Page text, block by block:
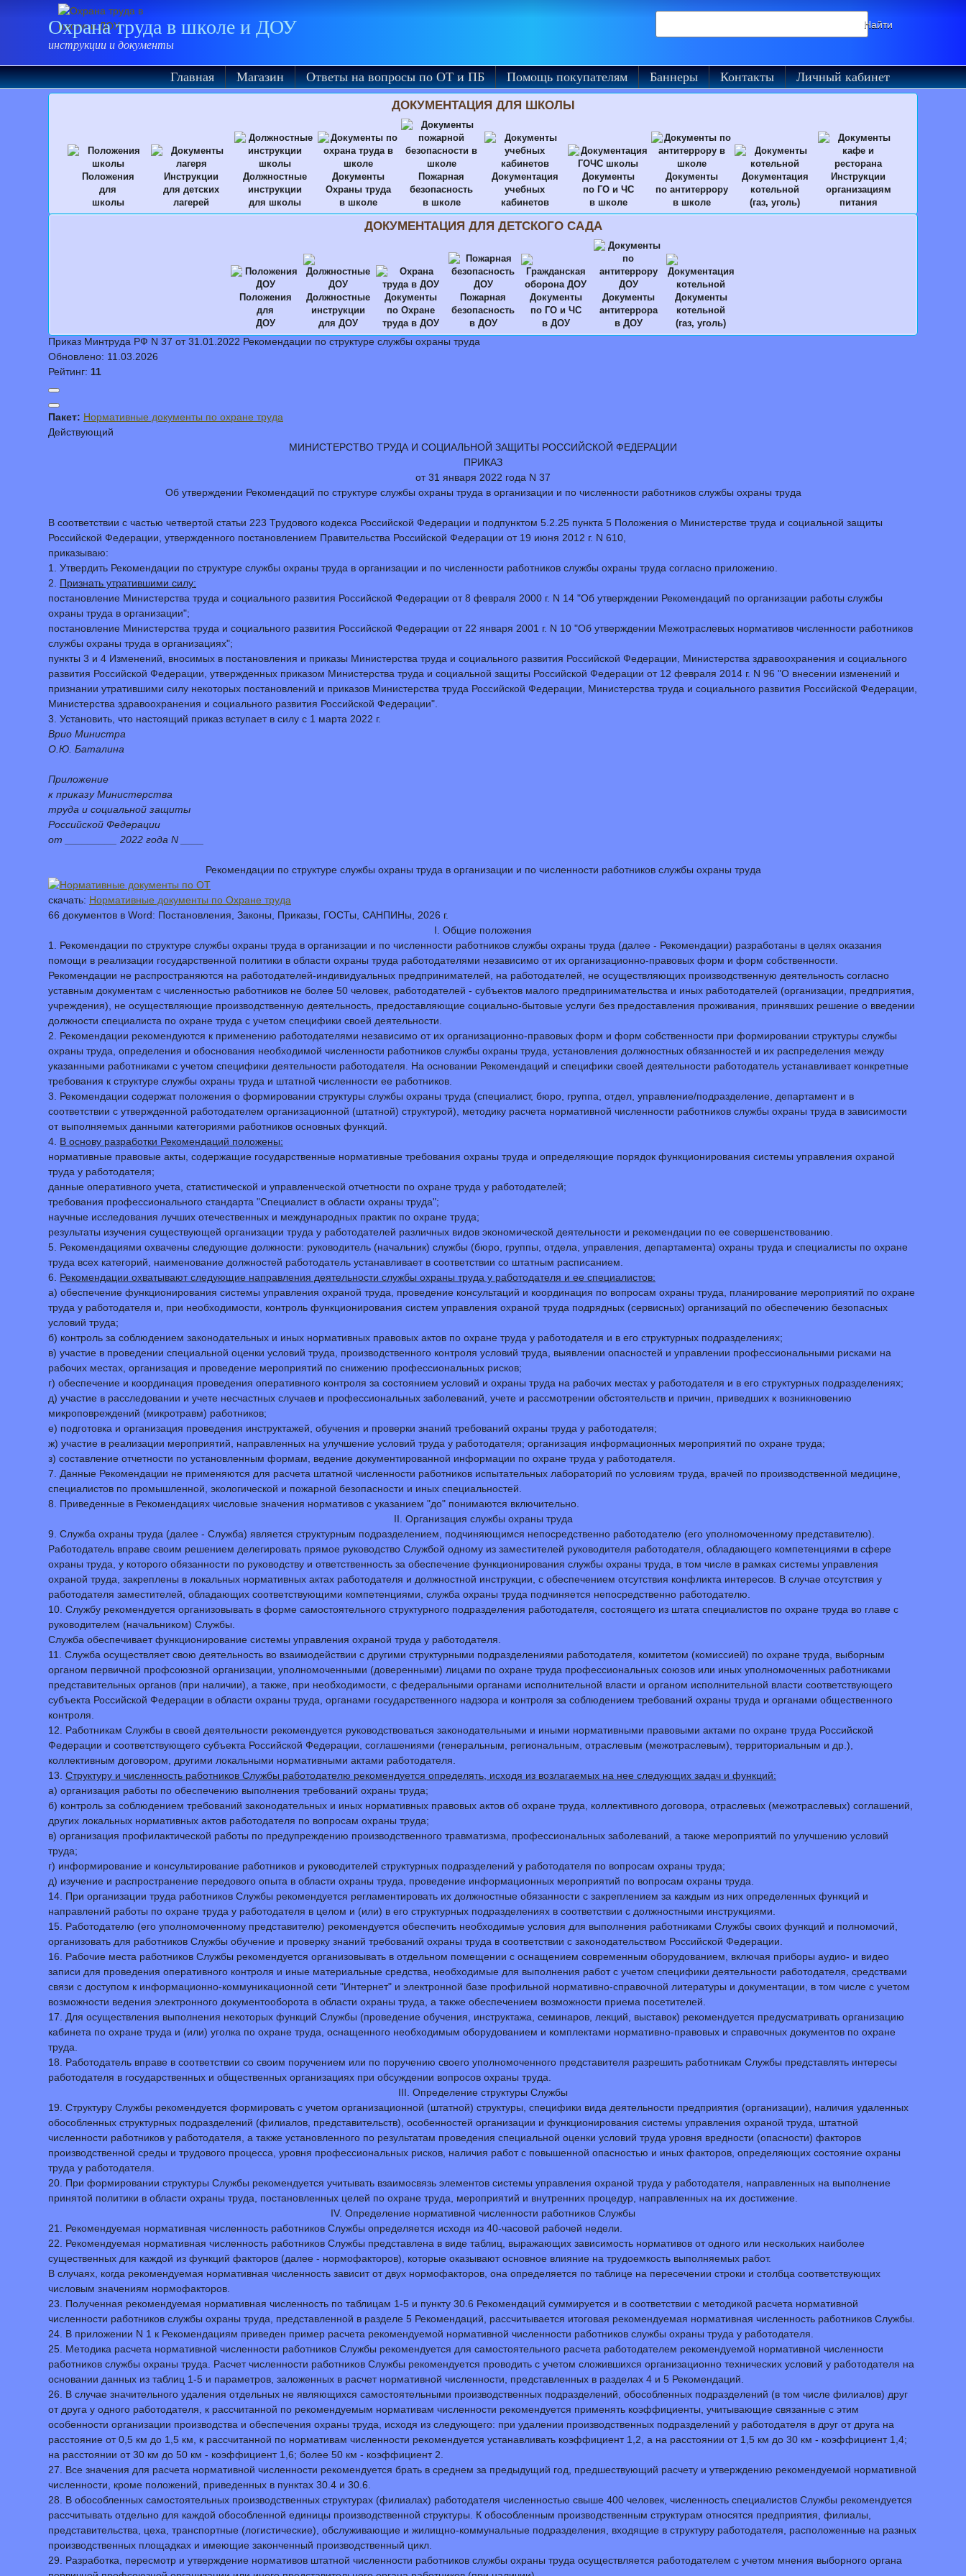
Охрана труда в школе и ДОУ
инструкции и документы
Главная Магазин Ответы на вопросы по ОТ и ПБ Помощь покупателям Баннеры Контакты Личный кабинет
ДОКУМЕНТАЦИЯ ДЛЯ ШКОЛЫ
Положения
для
школы
Инструкции
для детских
лагерей
Должностные
инструкции
для школы
Документы
Охраны труда
в школе
Пожарная
безопасность
в школе
Документация
учебных
кабинетов
Документы
по ГО и ЧС
в школе
Документы
по антитеррору
в школе
Документация
котельной
(газ, уголь)
Инструкции
организациям
питания
ДОКУМЕНТАЦИЯ ДЛЯ ДЕТСКОГО САДА
Положения
для
ДОУ
Должностные
инструкции
для ДОУ
Документы
по Охране
труда в ДОУ
Пожарная
безопасность
в ДОУ
Документы
по ГО и ЧС
в ДОУ
Документы
антитеррора
в ДОУ
Документы
котельной
(газ, уголь)
Приказ Минтруда РФ N 37 от 31.01.2022 Рекомендации по структуре службы охраны труда
Обновлено: 11.03.2026
Рейтинг: 11
Пакет: Нормативные документы по охране труда
Действующий
МИНИСТЕРСТВО ТРУДА И СОЦИАЛЬНОЙ ЗАЩИТЫ РОССИЙСКОЙ ФЕДЕРАЦИИ
ПРИКАЗ
от 31 января 2022 года N 37
Об утверждении Рекомендаций по структуре службы охраны труда в организации и по численности работников службы охраны труда
В соответствии с частью четвертой статьи 223 Трудового кодекса Российской Федерации и подпунктом 5.2.25 пункта 5 Положения о Министерстве труда и социальной защиты
Российской Федерации, утвержденного постановлением Правительства Российской Федерации от 19 июня 2012 г. N 610,
приказываю:
1. Утвердить Рекомендации по структуре службы охраны труда в организации и по численности работников службы охраны труда согласно приложению.
2. Признать утратившими силу:
постановление Министерства труда и социального развития Российской Федерации от 8 февраля 2000 г. N 14 "Об утверждении Рекомендаций по организации работы службы
охраны труда в организации";
постановление Министерства труда и социального развития Российской Федерации от 22 января 2001 г. N 10 "Об утверждении Межотраслевых нормативов численности работников
службы охраны труда в организациях";
пункты 3 и 4 Изменений, вносимых в постановления и приказы Министерства труда и социального развития Российской Федерации, Министерства здравоохранения и социального
развития Российской Федерации, утвержденных приказом Министерства труда и социальной защиты Российской Федерации от 12 февраля 2014 г. N 96 "О внесении изменений и
признании утратившими силу некоторых постановлений и приказов Министерства труда Российской Федерации, Министерства труда и социального развития Российской Федерации,
Министерства здравоохранения и социального развития Российской Федерации".
3. Установить, что настоящий приказ вступает в силу с 1 марта 2022 г.
Врио Министра
О.Ю. Баталина
Приложение
к приказу Министерства
труда и социальной защиты
Российской Федерации
от _________ 2022 года N ____
Рекомендации по структуре службы охраны труда в организации и по численности работников службы охраны труда
скачать: Нормативные документы по Охране труда
66 документов в Word: Постановления, Законы, Приказы, ГОСТы, САНПИНы, 2026 г.
I. Общие положения
1. Рекомендации по структуре службы охраны труда в организации и по численности работников службы охраны труда (далее - Рекомендации) разработаны в целях оказания
помощи в реализации государственной политики в области охраны труда работодателями независимо от их организационно-правовых форм и форм собственности.
Рекомендации не распространяются на работодателей-индивидуальных предпринимателей, на работодателей, не осуществляющих производственную деятельность согласно
уставным документам с численностью работников не более 50 человек, работодателей - субъектов малого предпринимательства и иных работодателей (организации, предприятия,
учреждения), не осуществляющие производственную деятельность, предоставляющие социально-бытовые услуги без предоставления проживания, принявших решение о введении
должности специалиста по охране труда с учетом специфики своей деятельности.
2. Рекомендации рекомендуются к применению работодателями независимо от их организационно-правовых форм и форм собственности при формировании структуры службы
охраны труда, определения и обоснования необходимой численности работников службы охраны труда, установления должностных обязанностей и их распределения между
указанными работниками с учетом специфики деятельности работодателя. На основании Рекомендаций и специфики своей деятельности работодатель устанавливает конкретные
требования к структуре службы охраны труда и штатной численности ее работников.
3. Рекомендации содержат положения о формировании структуры службы охраны труда (специалист, бюро, группа, отдел, управление/подразделение, департамент и в
соответствии с утвержденной работодателем организационной (штатной) структурой), методику расчета нормативной численности работников службы охраны труда в зависимости
от выполняемых данными категориями работников основных функций.
4. В основу разработки Рекомендаций положены:
нормативные правовые акты, содержащие государственные нормативные требования охраны труда и определяющие порядок функционирования системы управления охраной
труда у работодателя;
данные оперативного учета, статистической и управленческой отчетности по охране труда у работодателей;
требования профессионального стандарта "Специалист в области охраны труда";
научные исследования лучших отечественных и международных практик по охране труда;
результаты изучения существующей организации труда у работодателей различных видов экономической деятельности и рекомендации по ее совершенствованию.
5. Рекомендациями охвачены следующие должности: руководитель (начальник) службы (бюро, группы, отдела, управления, департамента) охраны труда и специалисты по охране
труда всех категорий, наименование должностей работодатель устанавливает в соответствии со штатным расписанием.
6. Рекомендации охватывают следующие направления деятельности службы охраны труда у работодателя и ее специалистов:
а) обеспечение функционирования системы управления охраной труда, проведение консультаций и координация по вопросам охраны труда, планирование мероприятий по охране
труда у работодателя и, при необходимости, контроль функционирования систем управления охраной труда подрядных (сервисных) организаций по обеспечению безопасных
условий труда;
б) контроль за соблюдением законодательных и иных нормативных правовых актов по охране труда у работодателя и в его структурных подразделениях;
в) участие в проведении специальной оценки условий труда, производственного контроля условий труда, выявлении опасностей и управлении профессиональными рисками на
рабочих местах, организация и проведение мероприятий по снижению профессиональных рисков;
г) обеспечение и координация проведения оперативного контроля за состоянием условий и охраны труда на рабочих местах у работодателя и в его структурных подразделениях;
д) участие в расследовании и учете несчастных случаев и профессиональных заболеваний, учете и рассмотрении обстоятельств и причин, приведших к возникновению
микроповреждений (микротравм) работников;
е) подготовка и организация проведения инструктажей, обучения и проверки знаний требований охраны труда у работодателя;
ж) участие в реализации мероприятий, направленных на улучшение условий труда у работодателя; организация информационных мероприятий по охране труда;
з) составление отчетности по установленным формам, ведение документированной информации по охране труда у работодателя.
7. Данные Рекомендации не применяются для расчета штатной численности работников испытательных лабораторий по условиям труда, врачей по производственной медицине,
специалистов по промышленной, экологической и пожарной безопасности и иных специальностей.
8. Приведенные в Рекомендациях числовые значения нормативов с указанием "до" понимаются включительно.
II. Организация службы охраны труда
9. Служба охраны труда (далее - Служба) является структурным подразделением, подчиняющимся непосредственно работодателю (его уполномоченному представителю).
Работодатель вправе своим решением делегировать прямое руководство Службой одному из заместителей руководителя работодателя, обладающего компетенциями в сфере
охраны труда, у которого обязанности по руководству и ответственность за обеспечение функционирования службы охраны труда, в том числе в рамках системы управления
охраной труда, закреплены в локальных нормативных актах работодателя и должностной инструкции, с обеспечением отсутствия конфликта интересов. В случае отсутствия у
работодателя заместителей, обладающих соответствующими компетенциями, служба охраны труда подчиняется непосредственно работодателю.
10. Службу рекомендуется организовывать в форме самостоятельного структурного подразделения работодателя, состоящего из штата специалистов по охране труда во главе с
руководителем (начальником) Службы.
Служба обеспечивает функционирование системы управления охраной труда у работодателя.
11. Служба осуществляет свою деятельность во взаимодействии с другими структурными подразделениями работодателя, комитетом (комиссией) по охране труда, выборным
органом первичной профсоюзной организации, уполномоченными (доверенными) лицами по охране труда профессиональных союзов или иных уполномоченных работниками
представительных органов (при наличии), а также, при необходимости, с федеральными органами исполнительной власти и органом исполнительной власти соответствующего
субъекта Российской Федерации в области охраны труда, органами государственного надзора и контроля за соблюдением требований охраны труда и органами общественного
контроля.
12. Работникам Службы в своей деятельности рекомендуется руководствоваться законодательными и иными нормативными правовыми актами по охране труда Российской
Федерации и соответствующего субъекта Российской Федерации, соглашениями (генеральным, региональным, отраслевым (межотраслевым), территориальным и др.),
коллективным договором, другими локальными нормативными актами работодателя.
13. Структуру и численность работников Службы работодателю рекомендуется определять, исходя из возлагаемых на нее следующих задач и функций:
а) организация работы по обеспечению выполнения требований охраны труда;
б) контроль за соблюдением требований законодательных и иных нормативных правовых актов об охране труда, коллективного договора, отраслевых (межотраслевых) соглашений,
других локальных нормативных актов работодателя по вопросам охраны труда;
в) организация профилактической работы по предупреждению производственного травматизма, профессиональных заболеваний, а также мероприятий по улучшению условий
труда;
г) информирование и консультирование работников и руководителей структурных подразделений у работодателя по вопросам охраны труда;
д) изучение и распространение передового опыта в области охраны труда, проведение информационных мероприятий по вопросам охраны труда.
14. При организации труда работников Службы рекомендуется регламентировать их должностные обязанности с закреплением за каждым из них определенных функций и
направлений работы по охране труда у работодателя в целом и (или) в его структурных подразделениях в соответствии с должностными инструкциями.
15. Работодателю (его уполномоченному представителю) рекомендуется обеспечить необходимые условия для выполнения работниками Службы своих функций и полномочий,
организовать для работников Службы обучение и проверку знаний требований охраны труда в соответствии с законодательством Российской Федерации.
16. Рабочие места работников Службы рекомендуется организовывать в отдельном помещении с оснащением современным оборудованием, включая приборы аудио- и видео
записи для проведения оперативного контроля и иные материальные средства, необходимые для выполнения работ с учетом специфики деятельности работодателя, средствами
связи с доступом к информационно-коммуникационной сети "Интернет" и электронной базе профильной нормативно-справочной литературы и документации, в том числе с учетом
возможности ведения электронного документооборота в области охраны труда, а также обеспечением возможности приема посетителей.
17. Для осуществления выполнения некоторых функций Службы (проведение обучения, инструктажа, семинаров, лекций, выставок) рекомендуется предусматривать организацию
кабинета по охране труда и (или) уголка по охране труда, оснащенного необходимым оборудованием и комплектами нормативно-правовых и справочных документов по охране
труда.
18. Работодатель вправе в соответствии со своим поручением или по поручению своего уполномоченного представителя разрешить работникам Службы представлять интересы
работодателя в государственных и общественных организациях при обсуждении вопросов охраны труда.
III. Определение структуры Службы
19. Структуру Службы рекомендуется формировать с учетом организационной (штатной) структуры, специфики вида деятельности предприятия (организации), наличия удаленных
обособленных структурных подразделений (филиалов, представительств), особенностей организации и функционирования системы управления охраной труда, штатной
численности работников у работодателя, а также установленного по результатам проведения специальной оценки условий труда уровня вредности (опасности) факторов
производственной среды и трудового процесса, уровня профессиональных рисков, наличия работ с повышенной опасностью и иных факторов, определяющих состояние охраны
труда у работодателя.
20. При формировании структуры Службы рекомендуется учитывать взаимосвязь элементов системы управления охраной труда у работодателя, направленных на выполнение
принятой политики в области охраны труда, постановленных целей по охране труда, мероприятий и внутренних процедур, направленных на их достижение.
IV. Определение нормативной численности работников Службы
21. Рекомендуемая нормативная численность работников Службы определяется исходя из 40-часовой рабочей недели.
22. Рекомендуемая нормативная численность работников Службы представлена в виде таблиц, выражающих зависимость нормативов от одного или нескольких наиболее
существенных для каждой из функций факторов (далее - нормофакторов), которые оказывают основное влияние на трудоемкость выполняемых работ.
В случаях, когда рекомендуемая нормативная численность зависит от двух нормофакторов, она определяется по таблице на пересечении строки и столбца соответствующих
числовым значениям нормофакторов.
23. Полученная рекомендуемая нормативная численность по таблицам 1-5 и пункту 30.6 Рекомендаций суммируется и в соответствии с методикой расчета нормативной
численности работников службы охраны труда, представленной в разделе 5 Рекомендаций, рассчитывается итоговая рекомендуемая нормативная численность работников Службы.
24. В приложении N 1 к Рекомендациям приведен пример расчета рекомендуемой нормативной численности работников службы охраны труда у работодателя.
25. Методика расчета нормативной численности работников Службы рекомендуется для самостоятельного расчета работодателем рекомендуемой нормативной численности
работников службы охраны труда. Расчет численности работников Службы рекомендуется проводить с учетом сложившихся организационно технических условий у работодателя на
основании данных из таблиц 1-5 и параметров, заложенных в расчет нормативной численности, представленных в разделах 4 и 5 Рекомендаций.
26. В случае значительного удаления отдельных не являющихся самостоятельными производственных подразделений, обособленных подразделений (в том числе филиалов) друг
от друга у одного работодателя, к рассчитанной по рекомендуемым нормативам численности рекомендуется применять коэффициенты, учитывающие связанные с этим
особенности организации производства и обеспечения охраны труда, исходя из следующего: при удалении производственных подразделений у работодателя в друг от друга на
расстояние от 0,5 км до 1,5 км, к рассчитанной по нормативам численности рекомендуется устанавливать коэффициент 1,2, а на расстоянии от 1,5 км до 30 км - коэффициент 1,4;
на расстоянии от 30 км до 50 км - коэффициент 1,6; более 50 км - коэффициент 2.
27. Все значения для расчета нормативной численности рекомендуется брать в среднем за предыдущий год, предшествующий расчету и утверждению рекомендуемой нормативной
численности, кроме положений, приведенных в пунктах 30.4 и 30.6.
28. В обособленных самостоятельных производственных структурах (филиалах) работодателя численностью свыше 400 человек, численность специалистов Службы рекомендуется
рассчитывать отдельно для каждой обособленной единицы производственной структуры. К обособленным производственным структурам относятся предприятия, филиалы,
представительства, цеха, транспортные (логистические), обслуживающие и жилищно-коммунальные подразделения, входящие в структуру работодателя, расположенные на разных
производственных площадках и имеющие законченный производственный цикл.
29. Разработка, пересмотр и утверждение нормативов штатной численности работников службы охраны труда осуществляется работодателем с учетом мнения выборного органа